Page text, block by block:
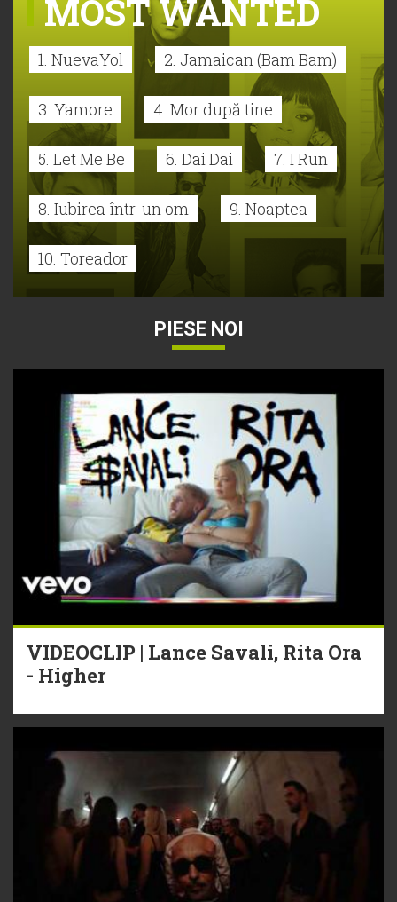
MOST WANTED
1. NuevaYol 2. Jamaican (Bam Bam)
3. Yamore 4. Mor după tine
5. Let Me Be 6. Dai Dai 7. I Run
8. Iubirea într-un om 9. Noaptea
10. Toreador
PIESE NOI
VIDEOCLIP | Lance Savali, Rita Ora
- Higher